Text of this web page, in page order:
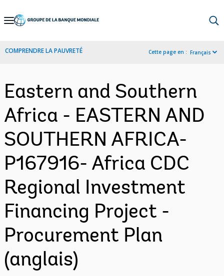
Skip
Navigation
COMPRENDRE LA PAUVRETÉ Cette page en : Français
Eastern and Southern
Africa - EASTERN AND
SOUTHERN AFRICA-
P167916- Africa CDC
Regional Investment
Financing Project -
Procurement Plan
(anglais)